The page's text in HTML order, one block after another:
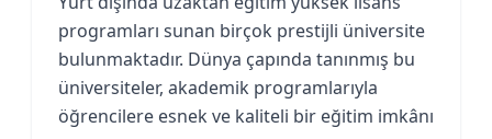
programları sunan birçok prestijli üniversite
bulunmaktadır. Dünya çapında tanınmış bu
üniversiteler, akademik programlarıyla
öğrencilere esnek ve kaliteli bir eğitim imkânı